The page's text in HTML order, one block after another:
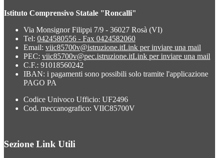
Istituto Comprensivo Statale "Roncalli"
Via Monsignor Filippi 7/9 - 36027 Rosà (VI)
Tel: 0424580556 - Fax 0424582060
Email: viic85700v@istruzione.itLink per inviare una mail
PEC: viic85700v@pec.istruzione.itLink per inviare una mail
C.F.: 91018560242
IBAN: i pagamenti sono possibili solo tramite l'applicazione
PAGO PA
Codice Univoco Ufficio: UF2496
Cod. meccanografico: VIIC85700V
Sezione Link Utili